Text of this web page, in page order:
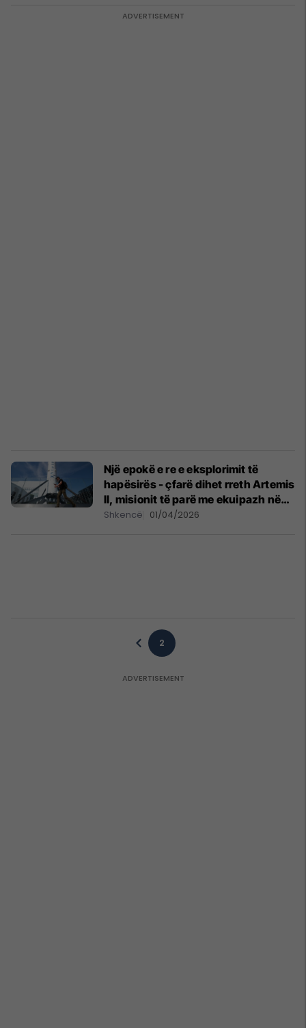
Një epokë e re e eksplorimit të
hapësirës - çfarë dihet rreth Artemis
II, misionit të parë me ekuipazh në
Hënë në dekada?
Shkencë 01/04/2026
2